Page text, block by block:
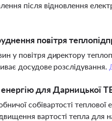
після відновлення
повітря
у повітря директору
досудове розслідування.
для Дарницької
собівартості теплової
вартості тепла для